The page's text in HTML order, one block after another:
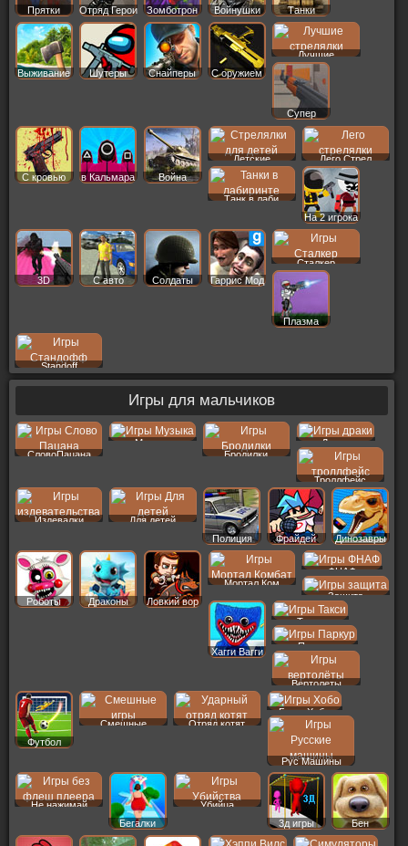
Прятки Отряд Герои Зомботрон Войнушки Танки
Выживание Шутеры Снайперы С оружием
Лучшие
Супер
С кровью в Кальмара Война
Детские Лего Стрел
Танк в лаби
На 2 игрока
3D С авто Солдаты Гаррис Мод
Сталкер
Плазма
Standoff
Игры для мальчиков
СловоПацана
Музыка
Бродилки
Драки
Троллфейс
Издевалки
Для детей
Полиция
Фрайдей Динозавры
Роботы Драконы Ловкий вор
Мортал Ком
ФНАФ
Защита
Хагги Вагги
Такси
Паркур
Вертолеты
Футбол
Смешные Отряд котят
Бомж Хобо
Рус Машины
Не нажимай
Бегалки
Убийца
3д игры
Бен